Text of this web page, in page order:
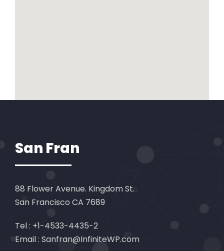
San Fran
88 Flower Avenue. Kingdom St.
San Francisco CA 7689
Tel : +1-4533-4435-2
Email : Sanfran@InfiniteWP.com